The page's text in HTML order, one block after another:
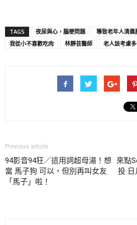
TAGS 夜尿與心，腦梗問題
導致老年人清晨
我從小不喜歡吃肉
林靜芸醫師 老人該考慮
Previous article
94影音94狂／這用詞超母湯！想
當 馬子狗 可以，但別再叫女友
「馬子」啦！
來點
投 日